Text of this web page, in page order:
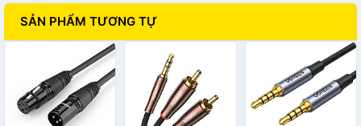
SẢN PHẨM TƯƠNG TỰ